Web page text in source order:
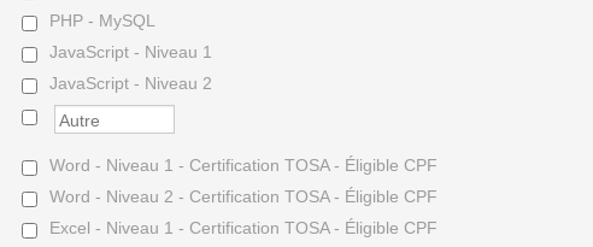
PHP - MySQL
JavaScript - Niveau 1
JavaScript - Niveau 2
Word - Niveau 1 - Certification TOSA - Éligible CPF
Word - Niveau 2 - Certification TOSA - Éligible CPF
Excel - Niveau 1 - Certification TOSA - Éligible CPF